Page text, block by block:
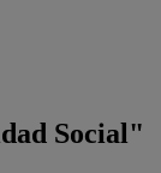
Social"